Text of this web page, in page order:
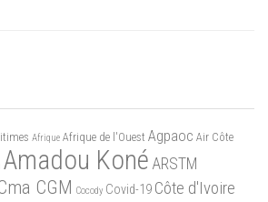
Afrique Afrique de l'Ouest Agpaoc Air Côte
Amadou Koné ARSTM
CGM Cocody Covid-19 Côte d'Ivoire